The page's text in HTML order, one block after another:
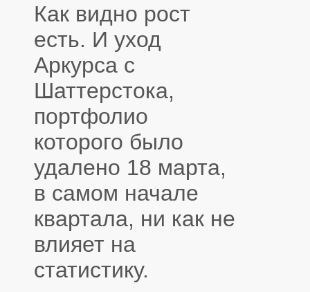
Как видно рост
есть. И уход
Аркурса с
Шаттерстока,
портфолио
которого было
удалено 18 марта,
в самом начале
квартала, ни как не
влияет на
статистику.